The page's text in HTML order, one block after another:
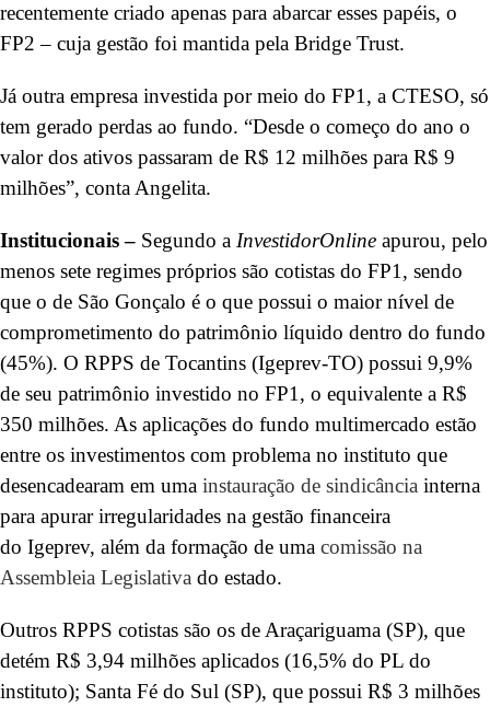
recentemente criado apenas para abarcar esses papéis, o
FP2 – cuja gestão foi mantida pela Bridge Trust.
Já outra empresa investida por meio do FP1, a CTESO, só
tem gerado perdas ao fundo. “Desde o começo do ano o
valor dos ativos passaram de R$ 12 milhões para R$ 9
milhões”, conta Angelita.
Institucionais – Segundo a InvestidorOnline apurou, pelo
menos sete regimes próprios são cotistas do FP1, sendo
que o de São Gonçalo é o que possui o maior nível de
comprometimento do patrimônio líquido dentro do fundo
(45%). O RPPS de Tocantins (Igeprev-TO) possui 9,9%
de seu patrimônio investido no FP1, o equivalente a R$
350 milhões. As aplicações do fundo multimercado estão
entre os investimentos com problema no instituto que
desencadearam em uma instauração de sindicância interna
para apurar irregularidades na gestão financeira
do Igeprev, além da formação de uma comissão na
Assembleia Legislativa do estado.
Outros RPPS cotistas são os de Araçariguama (SP), que
detém R$ 3,94 milhões aplicados (16,5% do PL do
instituto); Santa Fé do Sul (SP), que possui R$ 3 milhões